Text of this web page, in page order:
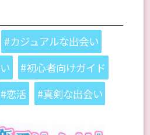
#カジュアルな出会い
#初心者向けガイド
#恋活 #真剣な出会い